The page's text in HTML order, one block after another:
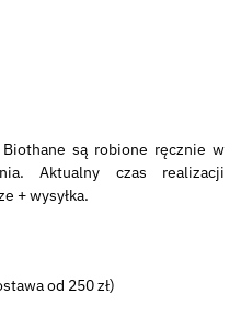
są robione ręcznie w
Aktualny czas realizacji
+ wysyłka.
od 250 zł)